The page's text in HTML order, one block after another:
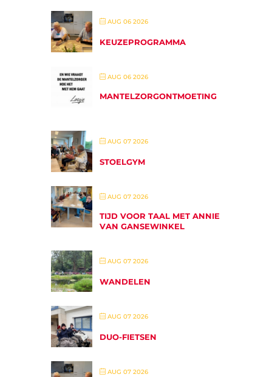
AUG 06 2026
KEUZEPROGRAMMA
AUG 06 2026
MANTELZORGONTMOETING
AUG 07 2026
STOELGYM
AUG 07 2026
TIJD VOOR TAAL MET ANNIE
VAN GANSEWINKEL
AUG 07 2026
WANDELEN
AUG 07 2026
DUO-FIETSEN
AUG 07 2026